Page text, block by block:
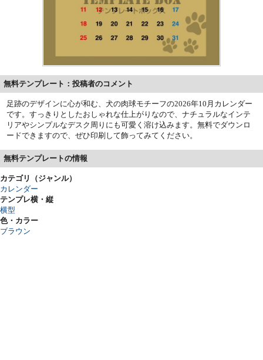
無料テンプレート：投稿者のコメント
足跡のデザインに心が和む、犬の肉球モチーフの2026年10月カレンダー
です。すっきりとしたおしゃれな仕上がりなので、ナチュラルなインテ
リアやシンプルなデスク周りにも可愛く溶け込みます。無料でダウンロ
ードできますので、ぜひ印刷して飾ってみてください。
無料テンプレートの情報
カテゴリ（ジャンル）
カレンダー
テンプレ横・縦
横型
色・カラー
ブラウン